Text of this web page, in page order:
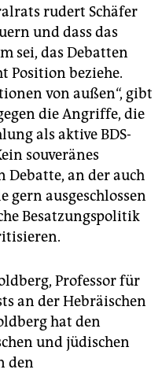
rudert Schäfer
und dass das
sei, das Debatten
Position beziehe.
von außen“, gibt
die Angriffe, die
als aktive BDS-
souveränes
Debatte, an der auch
gern ausgeschlossen
Besatzungspolitik
Professor für
an der Hebräischen
hat den
und jüdischen
den